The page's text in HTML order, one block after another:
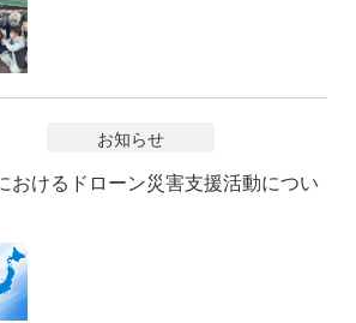
お知らせ
おけるドローン災害支援活動につい